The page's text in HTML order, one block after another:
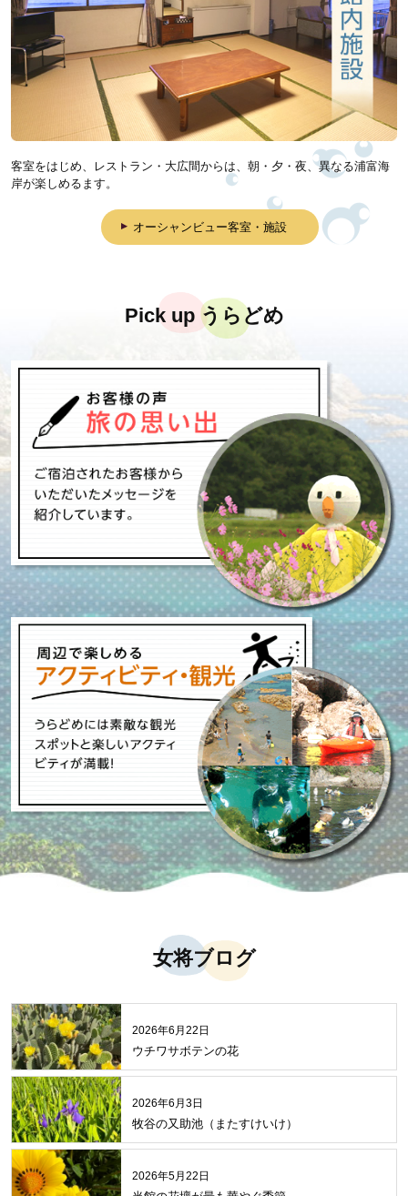
客室をはじめ、レストラン・大広間からは、朝・夕・夜、異なる浦富海
岸が楽しめるます。
オーシャンビュー客室・施設
Pick up うらどめ
女将ブログ
2026年6月22日
ウチワサボテンの花
2026年6月3日
牧谷の又助池（またすけいけ）
2026年5月22日